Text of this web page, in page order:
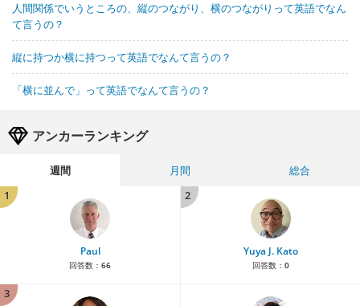
人間関係でいうところの、縦のつながり、横のつながりって英語でなん
て言うの？
縦に持つか横に持つって英語でなんて言うの？
「横に並んで」って英語でなんて言うの？
アンカーランキング
週間 月間
総合
1
Paul
回答数： 66
2
Yuya J. Kato
回答数： 0
3